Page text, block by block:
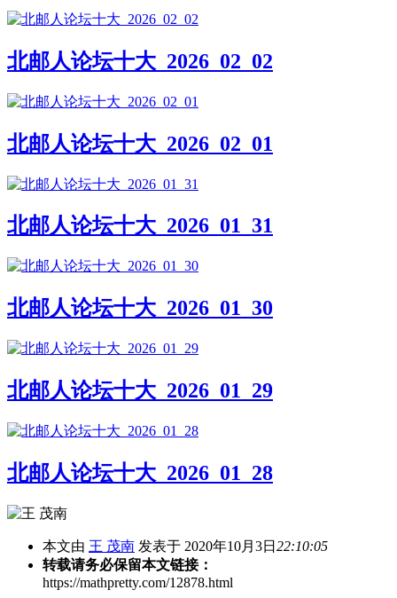
北邮人论坛十大_2026_02_02
北邮人论坛十大_2026_02_01
北邮人论坛十大_2026_01_31
北邮人论坛十大_2026_01_30
北邮人论坛十大_2026_01_29
北邮人论坛十大_2026_01_28
本文由 王 茂南 发表于 2020年10月3日 22:10:05
转载请务必保留本文链接：
https://mathpretty.com/12878.html